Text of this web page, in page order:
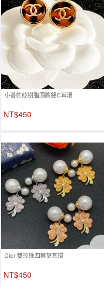
小香豹紋樹脂圓牌雙C耳環
NT$450
Dior 雙珍珠四葉草耳環
NT$450